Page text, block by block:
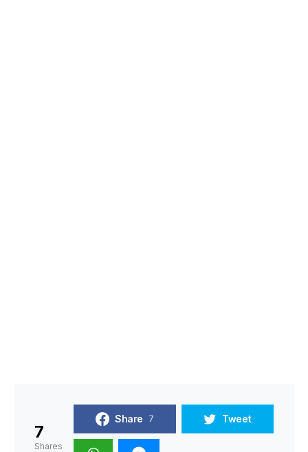
7
Shares
Share 7 Tweet